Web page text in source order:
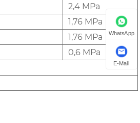
2,4 MPa
1,76 MPa
1,76 MPa
0,6 MPa
WhatsApp
E-Mail